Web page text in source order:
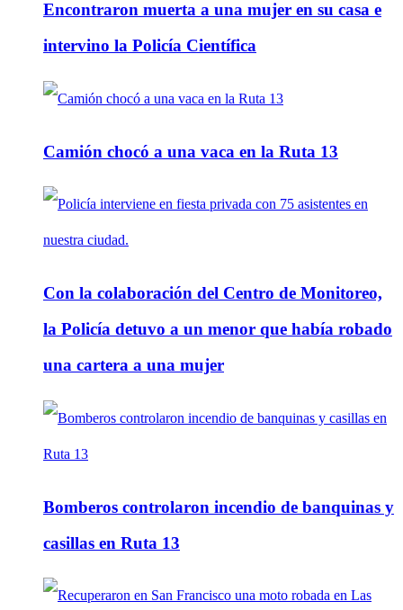
Encontraron muerta a una mujer en su casa e
intervino la Policía Científica
Camión chocó a una vaca en la Ruta 13
Con la colaboración del Centro de Monitoreo,
la Policía detuvo a un menor que había robado
una cartera a una mujer
Bomberos controlaron incendio de banquinas y
casillas en Ruta 13